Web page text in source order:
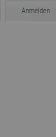
Anmelden